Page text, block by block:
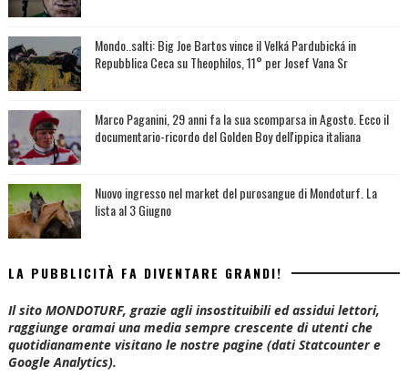
Mondo..salti: Big Joe Bartos vince il Velká Pardubická in
Repubblica Ceca su Theophilos, 11° per Josef Vana Sr
Marco Paganini, 29 anni fa la sua scomparsa in Agosto. Ecco il
documentario-ricordo del Golden Boy dell'ippica italiana
Nuovo ingresso nel market del purosangue di Mondoturf. La
lista al 3 Giugno
LA PUBBLICITÀ FA DIVENTARE GRANDI!
Il sito MONDOTURF, grazie agli insostituibili ed assidui lettori,
raggiunge oramai una media sempre crescente di utenti che
quotidianamente visitano le nostre pagine (dati Statcounter e
Google Analytics).